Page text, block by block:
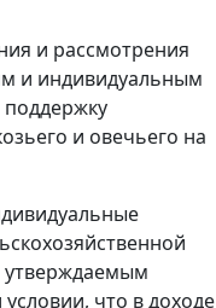
и рассмотрения
и индивидуальным
и овечьего на
утверждаемым
что в доходе